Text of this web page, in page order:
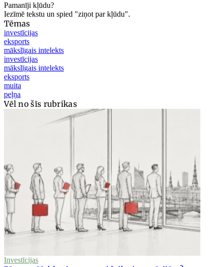
Pamanīji kļūdu?
Iezīmē tekstu un spied "ziņot par kļūdu".
Tēmas
investīcijas
eksports
mākslīgais intelekts
investīcijas
mākslīgais intelekts
eksports
muita
peļņa
Vēl no šīs rubrikas
Investīcijas